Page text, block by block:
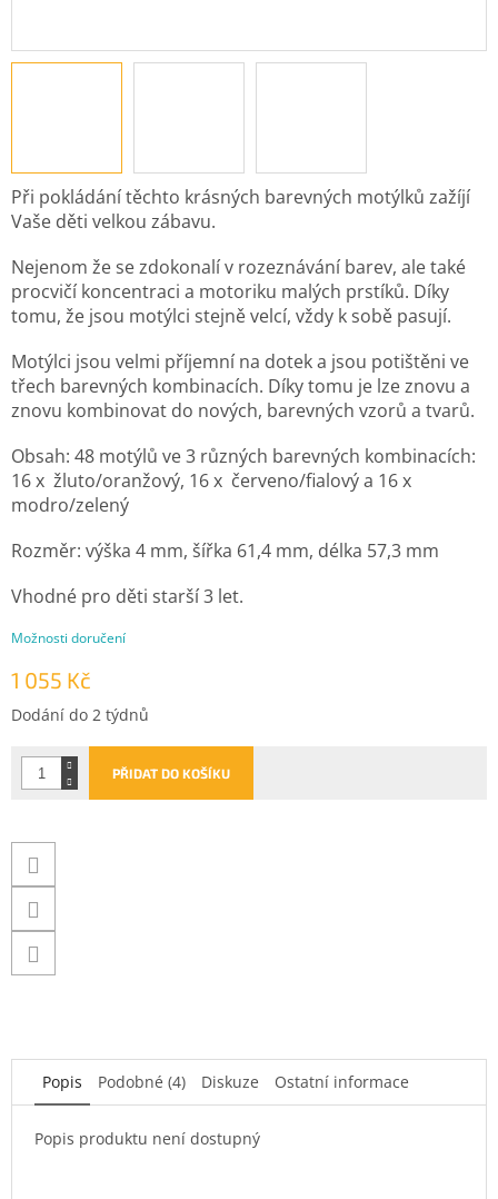
1 055 Kč
Měrná
Dodání do 2 týdnů
Možnosti doručení
PŘIDAT DO KOŠÍKU
Při pokládání těchto krásných barevných motýlků zažíjí
Vaše děti velkou zábavu.
Nejenom že se zdokonalí v rozeznávání barev, ale také
procvičí koncentraci a motoriku malých prstíků. Díky
tomu, že jsou motýlci stejně velcí, vždy k sobě pasují.
Motýlci jsou velmi příjemní na dotek a jsou potištěni ve
třech barevných kombinacích. Díky tomu je lze znovu a
znovu kombinovat do nových, barevných vzorů a tvarů.
Obsah: 48 motýlů ve 3 různých barevných kombinacích:
16 x žluto/oranžový, 16 x červeno/fialový a 16 x
modro/zelený
Rozměr: výška 4 mm, šířka 61,4 mm, délka 57,3 mm
Vhodné pro děti starší 3 let.
Popis Podobné (4) Diskuze Ostatní informace
Popis produktu není dostupný